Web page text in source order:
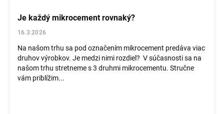
Je každý mikrocement rovnaký?
16.3.2026
Na našom trhu sa pod označením mikrocement predáva viac
druhov výrobkov. Je medzi nimi rozdiel? V súčasnosti sa na
našom trhu stretneme s 3 druhmi mikrocementu. Stručne
vám priblížim...